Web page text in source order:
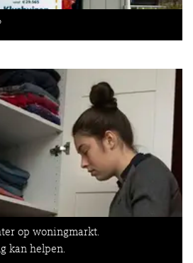
op woningmarkt.
kan helpen.